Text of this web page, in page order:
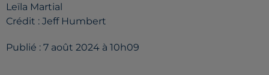
Leïla Martial
Crédit : Jeff Humbert
Publié : 7 août 2024 à 10h09